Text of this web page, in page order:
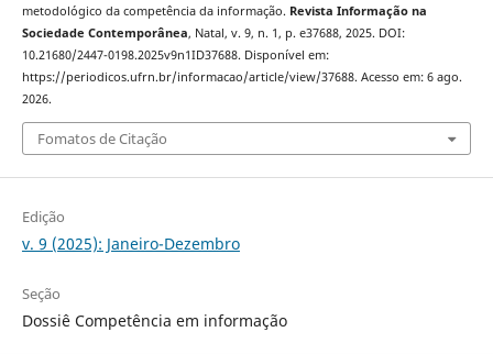
metodológico da competência da informação. Revista Informação na
Sociedade Contemporânea, Natal, v. 9, n. 1, p. e37688, 2025. DOI:
10.21680/2447-0198.2025v9n1ID37688. Disponível em:
https://periodicos.ufrn.br/informacao/article/view/37688. Acesso em: 6 ago.
2026.
Fomatos de Citação
Edição
v. 9 (2025): Janeiro-Dezembro
Seção
Dossiê Competência em informação